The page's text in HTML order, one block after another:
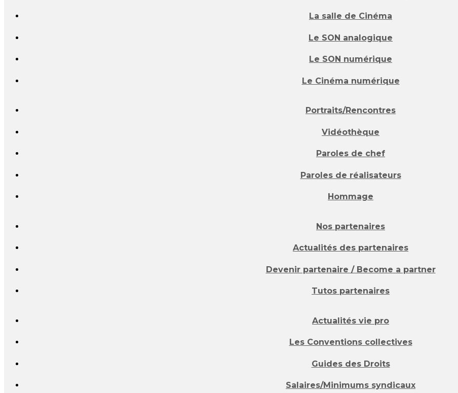
La salle de Cinéma
Le SON analogique
Le SON numérique
Le Cinéma numérique
Portraits/Rencontres
Vidéothèque
Paroles de chef
Paroles de réalisateurs
Hommage
Nos partenaires
Actualités des partenaires
Devenir partenaire / Become a partner
Tutos partenaires
Actualités vie pro
Les Conventions collectives
Guides des Droits
Salaires/Minimums syndicaux